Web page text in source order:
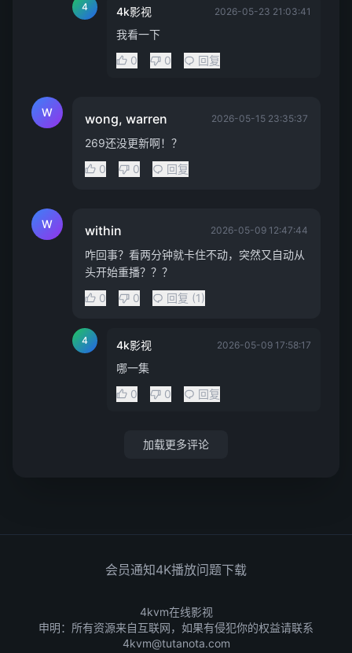
4 4k影视 2026-05-23 21:03:41
我看一下
0
0 回复
W wong, warren 2026-05-15 23:35:37
269还没更新啊！？
0
0 回复
W within 2026-05-09 12:47:44
咋回事？看两分钟就卡住不动，突然又自动从
头开始重播？？？
0
0 回复 (1)
4 4k影视 2026-05-09 17:58:17
哪一集
0
0 回复
加载更多评论
会员通知4K播放问题下载
4kvm在线影视
申明：所有资源来自互联网，如果有侵犯你的权益请联系
4kvm@tutanota.com